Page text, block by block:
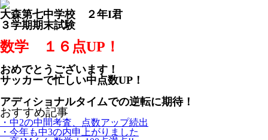
大森第七中学校 ２年I君
３学期期末試験
数学 １６点UP！
おめでとうございます！
サッカーで忙しい中点数UP！
アディショナルタイムでの逆転に期待！
おすすめ記事
・中2の中間考査、点数アップ続出
・今年も中3の内申上がりました